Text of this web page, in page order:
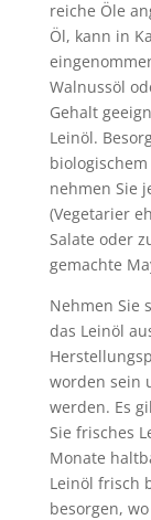
reiche Öle
Öl, kann in
Walnussöl
Gehalt
Leinöl.
nehmen Sie
(Vegetarier
Salate oder
gemachte
Nehmen Sie
das Leinöl
worden sein
werden. Es
Sie frisches
Monate
Leinöl frisch
besorgen,